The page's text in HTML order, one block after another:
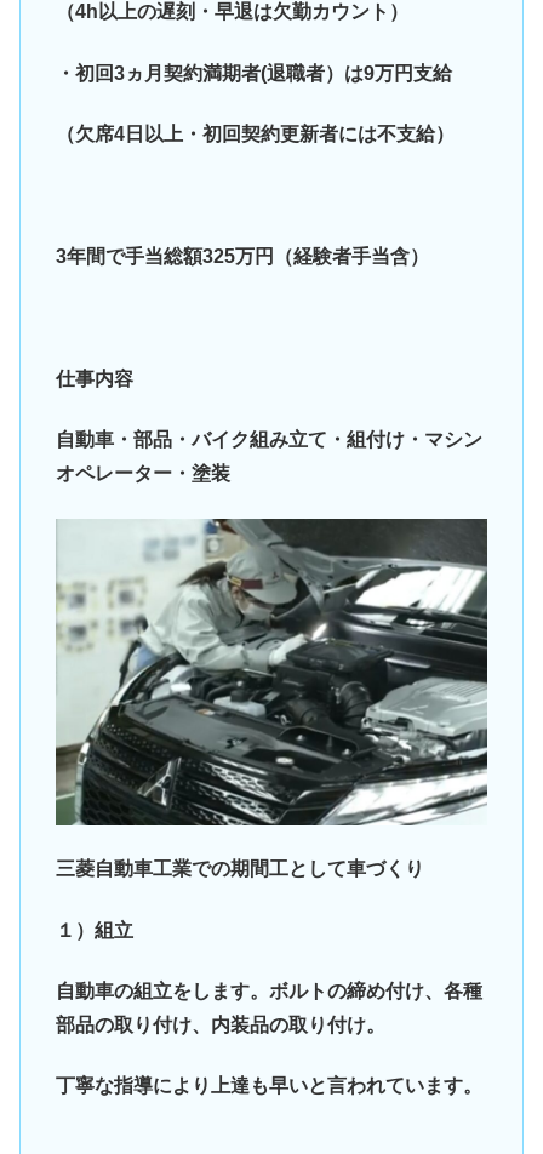
（4h以上の遅刻・早退は欠勤カウント）
・初回3ヵ月契約満期者(退職者）は9万円支給
（欠席4日以上・初回契約更新者には不支給）
3年間で手当総額325万円（経験者手当含）
仕事内容
自動車・部品・バイク組み立て・組付け・マシン
オペレーター・塗装
三菱自動車工業での期間工として車づくり
１）組立
自動車の組立をします。ボルトの締め付け、各種
部品の取り付け、内装品の取り付け。
丁寧な指導により上達も早いと言われています。